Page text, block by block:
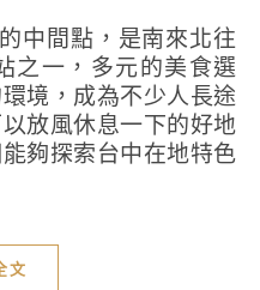
之一，多元的美食選
境，成為不少人長途
放風休息一下的好地
夠探索台中在地特色
文